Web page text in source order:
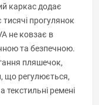
каркас додає
прогулянок
не ковзає в
та безпечною.
пляшечок,
що регулюється,
текстильні ремені